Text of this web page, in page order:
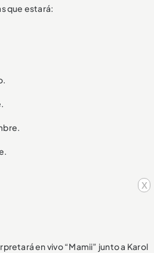
x
que estará:
en vivo “Mamii” junto a Karol